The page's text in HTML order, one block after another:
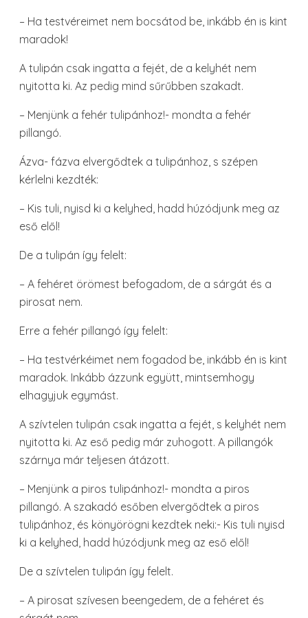
– Ha testvéreimet nem bocsátod be, inkább én is kint
maradok!
A tulipán csak ingatta a fejét, de a kelyhét nem
nyitotta ki. Az pedig mind sűrűbben szakadt.
– Menjünk a fehér tulipánhoz!- mondta a fehér
pillangó.
Ázva- fázva elvergődtek a tulipánhoz, s szépen
kérlelni kezdték:
– Kis tuli, nyisd ki a kelyhed, hadd húzódjunk meg az
eső elől!
De a tulipán így felelt:
– A fehéret örömest befogadom, de a sárgát és a
pirosat nem.
Erre a fehér pillangó így felelt:
– Ha testvérkéimet nem fogadod be, inkább én is kint
maradok. Inkább ázzunk együtt, mintsemhogy
elhagyjuk egymást.
A szívtelen tulipán csak ingatta a fejét, s kelyhét nem
nyitotta ki. Az eső pedig már zuhogott. A pillangók
szárnya már teljesen átázott.
– Menjünk a piros tulipánhoz!- mondta a piros
pillangó. A szakadó esőben elvergődtek a piros
tulipánhoz, és könyörögni kezdtek neki:- Kis tuli nyisd
ki a kelyhed, hadd húzódjunk meg az eső elől!
De a szívtelen tulipán így felelt.
– A pirosat szívesen beengedem, de a fehéret és